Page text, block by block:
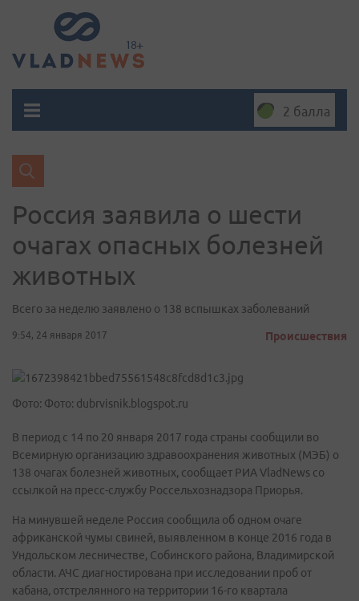
2 балла
Россия заявила о шести
очагах опасных болезней
животных
Всего за неделю заявлено о 138 вспышках заболеваний
9:54, 24 января 2017 Происшествия
Фото: Фото: dubrvisnik.blogspot.ru
В период с 14 по 20 января 2017 года страны сообщили во
Всемирную организацию здравоохранения животных (МЭБ) о
138 очагах болезней животных, сообщает РИА VladNews со
ссылкой на пресс-службу Россельхознадзора Приорья.
На минувшей неделе Россия сообщила об одном очаге
африканской чумы свиней, выявленном в конце 2016 года в
Ундольском лесничестве, Собинского района, Владимирской
области. АЧС диагностирована при исследовании проб от
кабана, отстрелянного на территории 16-го квартала